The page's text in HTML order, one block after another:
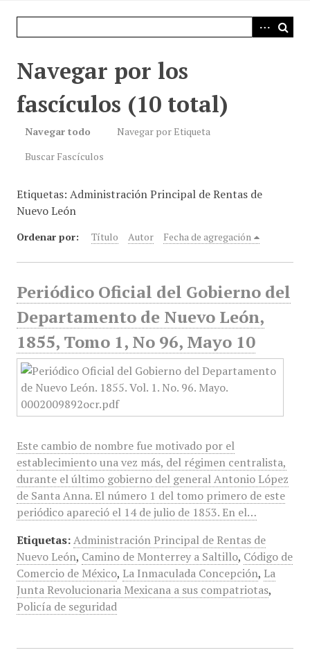
Navegar por los
fascículos (10 total)
Navegar todo
Navegar por Etiqueta
Buscar Fascículos
Etiquetas: Administración Principal de Rentas de
Nuevo León
Ordenar por: Título Autor Fecha de agregación
Periódico Oficial del Gobierno del
Departamento de Nuevo León,
1855, Tomo 1, No 96, Mayo 10
Este cambio de nombre fue motivado por el
establecimiento una vez más, del régimen centralista,
durante el último gobierno del general Antonio López
de Santa Anna. El número 1 del tomo primero de este
periódico apareció el 14 de julio de 1853. En el…
Etiquetas: Administración Principal de Rentas de
Nuevo León, Camino de Monterrey a Saltillo, Código de
Comercio de México, La Inmaculada Concepción, La
Junta Revolucionaria Mexicana a sus compatriotas,
Policía de seguridad